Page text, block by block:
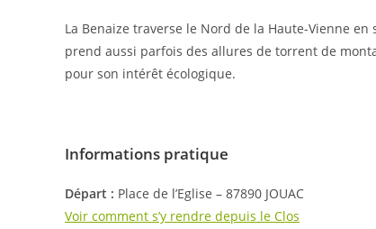
La Benaize traverse le Nord de la Haute-Vienne
prend aussi parfois des allures de torrent de
pour son intérêt écologique.
Informations pratique
Départ : Place de l’Eglise – 87890 JOUAC
Voir comment s’y rendre depuis le Clos